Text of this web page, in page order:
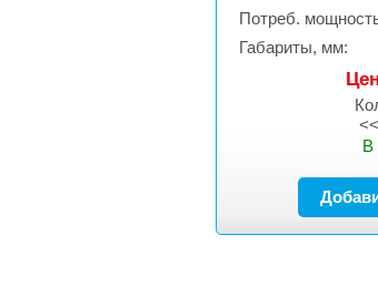
Потреб.
Габариты, мм:
<<
В